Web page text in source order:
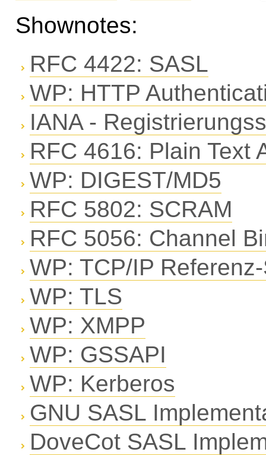
Shownotes:
RFC 4422: SASL
WP: HTTP
IANA -
RFC 4616: Plain Text
WP: DIGEST/MD5
RFC 5802: SCRAM
RFC 5056: Channel
WP: TCP/IP
WP: TLS
WP: XMPP
WP: GSSAPI
WP: Kerberos
GNU SASL
DoveCot SASL